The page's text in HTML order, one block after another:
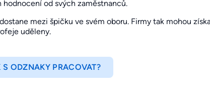
od svých zaměstnanců.
mezi špičku ve svém oboru. Firmy tak mohou
uděleny.
S ODZNAKY PRACOVAT?